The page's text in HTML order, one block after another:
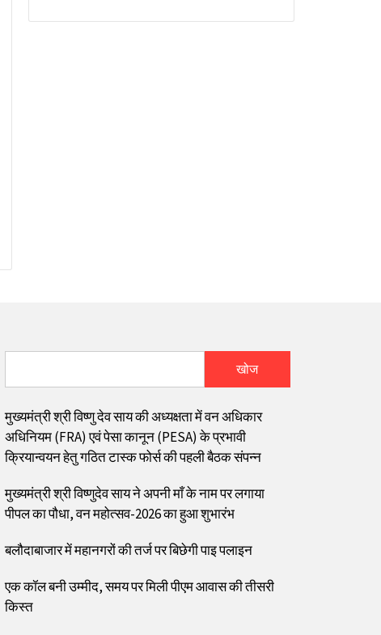
खोज
मुख्यमंत्री श्री विष्णु देव साय की अध्यक्षता में वन अधिकार
अधिनियम (FRA) एवं पेसा कानून (PESA) के प्रभावी
क्रियान्वयन हेतु गठित टास्क फोर्स की पहली बैठक संपन्न
मुख्यमंत्री श्री विष्णुदेव साय ने अपनी माँ के नाम पर लगाया
पीपल का पौधा, वन महोत्सव-2026 का हुआ शुभारंभ
बलौदाबाजार में महानगरों की तर्ज पर बिछेगी पाइ पलाइन
एक कॉल बनी उम्मीद, समय पर मिली पीएम आवास की तीसरी
किस्त